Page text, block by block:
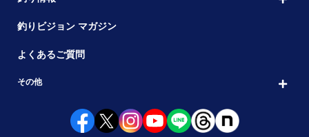
13:00
こちら東海です。DX
釣りビジョン マガジン
よくあるご質問
その他